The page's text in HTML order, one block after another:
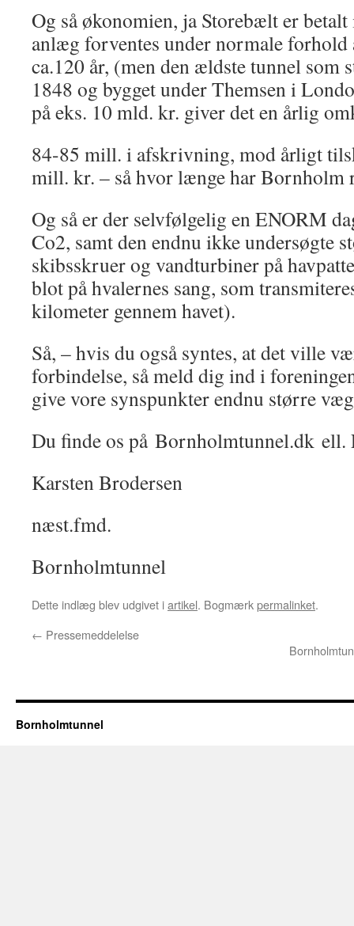
Og så økonomien, ja Storebælt er betalt
anlæg forventes under normale forhold
ca.120 år, (men den ældste tunnel som
1848 og bygget under Themsen i
på eks. 10 mld. kr. giver det en årlig
84-85 mill. i afskrivning, mod årligt
mill. kr. – så hvor længe har Bornholm
Og så er der selvfølgelig en ENORM
Co2, samt den endnu ikke undersøgte
skibsskruer og vandturbiner på
blot på hvalernes sang, som
kilometer gennem havet).
Så, – hvis du også syntes, at det ville
forbindelse, så meld dig ind i
give vore synspunkter endnu større
Du finde os på Bornholmtunnel.dk ell.
Karsten Brodersen
næst.fmd.
Bornholmtunnel
Dette indlæg blev udgivet iartikel. Bogmærkpermalinket.
← Pressemeddelelse
Bornholmtunnel